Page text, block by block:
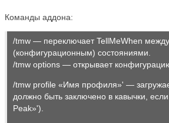
Команды аддона:
/tmw — переключает TellMeWhen
(конфигурационным) состояниями.
/tmw options — открывает
/tmw profile «Имя профиля»' —
должно быть заключено в кавычки,
Peak»').